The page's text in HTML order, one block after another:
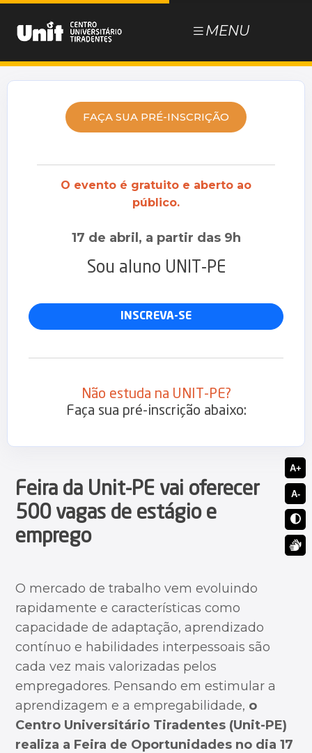
MENU
ESTUDE NA UNIT
Magister
Feira da Unit-PE vai oferecer
500 vagas de estágio e
emprego
O mercado de trabalho vem evoluindo
rapidamente e características como
capacidade de adaptação, aprendizado
contínuo e habilidades interpessoais são
cada vez mais valorizadas pelos
empregadores. Pensando em estimular a
aprendizagem e a empregabilidade, o
Centro Universitário Tiradentes (Unit-PE)
realiza a Feira de Oportunidades no dia 17
FAÇA SUA PRÉ-INSCRIÇÃO
O evento é gratuito e aberto ao
público.
17 de abril, a partir das 9h
Sou aluno UNIT-PE
INSCREVA-SE
Não estuda na UNIT-PE?
Faça sua pré-inscrição abaixo:
A+
A-